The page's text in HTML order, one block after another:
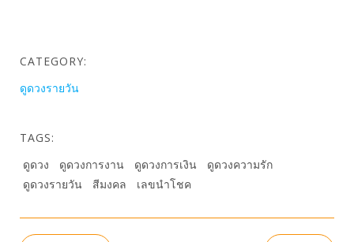
CATEGORY:
ดูดวงรายวัน
TAGS:
ดูดวง
ดูดวงการงาน ดูดวงการเงิน
ดูดวงความรัก
ดูดวงรายวัน
สีมงคล เลขนำโชค